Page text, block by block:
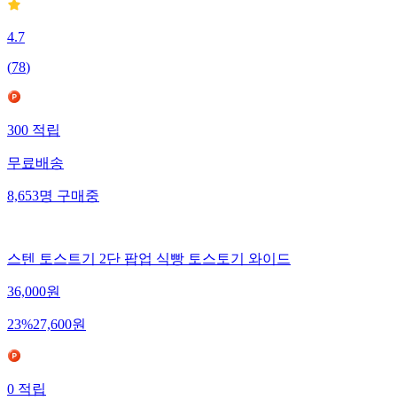
4.7
(78)
300적립
무료배송
8,653명구매중
스텐 토스트기 2단 팝업 식빵 토스토기 와이드
36,000원
23%27,600원
0적립